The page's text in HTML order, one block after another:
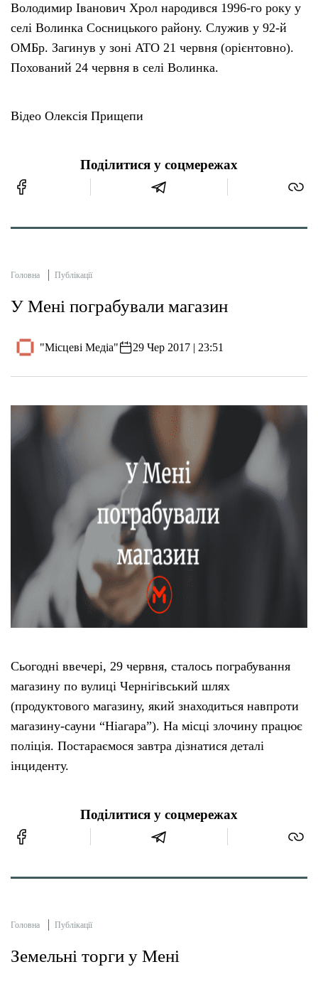
Володимир Іванович Хрол народився 1996-го року у
селі Волинка Сосницького району. Служив у 92-й
ОМБр. Загинув у зоні АТО 21 червня (орієнтовно).
Похований 24 червня в селі Волинка.
Відео Олексія Прищепи
Поділитися у соцмережах
Головна Публікації
У Мені пограбували магазин
"Місцеві Медіа" 29 Чер 2017 | 23:51
Сьогодні ввечері, 29 червня, сталось пограбування
магазину по вулиці Чернігівський шлях
(продуктового магазину, який знаходиться навпроти
магазину-сауни “Ніагара”). На місці злочину працює
поліція. Постараємося завтра дізнатися деталі
інциденту.
Поділитися у соцмережах
Головна Публікації
Земельні торги у Мені